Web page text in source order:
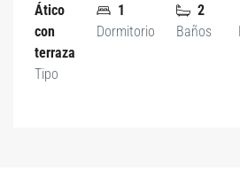
Ático
con
terraza
Tipo
1
Dormitorio
2
Baños